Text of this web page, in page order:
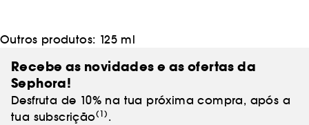
Outros produtos: 125 ml
Recebe as novidades e as ofertas da
Sephora!
Desfruta de 10% na tua próxima compra, após a
tua subscrição(1) .